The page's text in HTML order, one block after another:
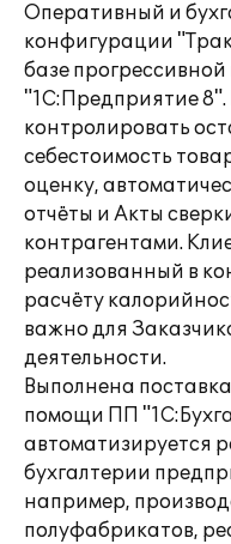
Оперативный и
конфигурации
базе
"1С:Предприятие
контролировать
себестоимость
оценку,
отчёты и Акты
контрагентами.
реализованный в
расчёту
важно для
деятельности.
Выполнена
помощи ПП
автоматизируется
бухгалтерии
например,
полуфабрикатов,